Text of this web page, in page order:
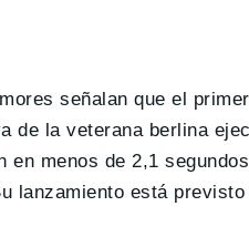
señalan que el
de la veterana berlina
en menos de 2,1
lanzamiento está